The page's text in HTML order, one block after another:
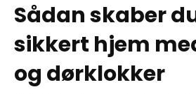
Sådan skaber
sikkert hjem
og dørklokker